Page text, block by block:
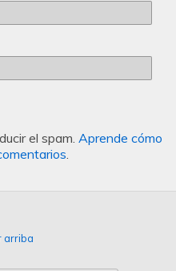
el spam. Aprende cómo
.
arriba